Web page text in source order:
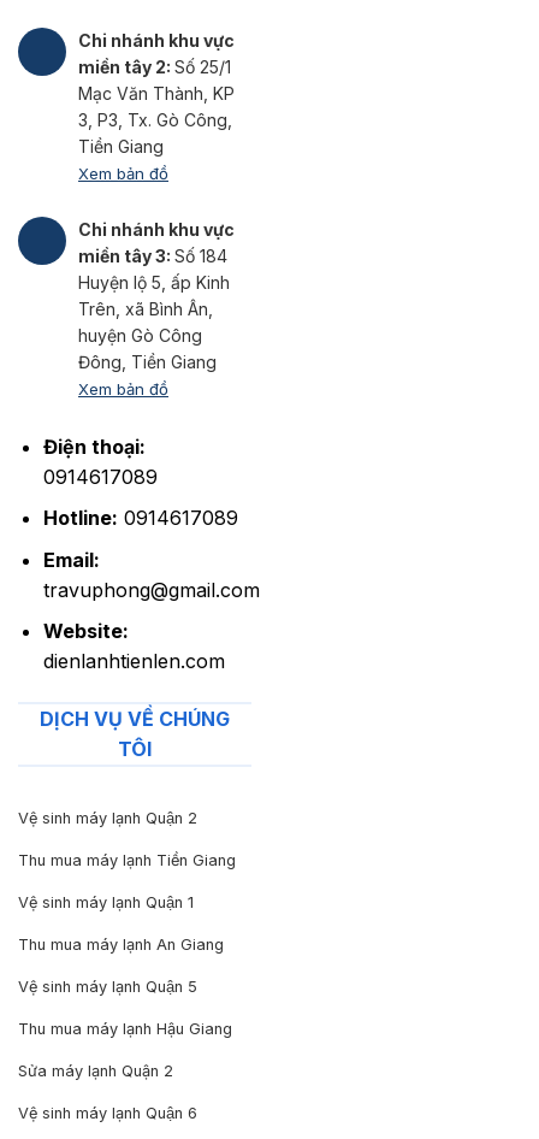
Chi nhánh khu vực
miền tây 2: Số 25/1
Mạc Văn Thành, KP
3, P3, Tx. Gò Công,
Tiền Giang
Xem bản đồ
Chi nhánh khu vực
miền tây 3: Số 184
Huyện lộ 5, ấp Kinh
Trên, xã Bình Ân,
huyện Gò Công
Đông, Tiền Giang
Xem bản đồ
Điện thoại:
0914617089
Hotline: 0914617089
Email:
travuphong@gmail.com
Website:
dienlanhtienlen.com
DỊCH VỤ VỀ CHÚNG
TÔI
Vệ sinh máy lạnh Quận 2
Thu mua máy lạnh Tiền Giang
Vệ sinh máy lạnh Quận 1
Thu mua máy lạnh An Giang
Vệ sinh máy lạnh Quận 5
Thu mua máy lạnh Hậu Giang
Sửa máy lạnh Quận 2
Vệ sinh máy lạnh Quận 6